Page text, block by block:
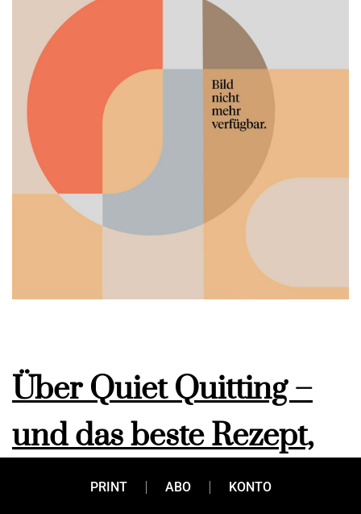
Über Quiet Quitting –
und das beste Rezept,
damit es nicht so weit
PRINT ABO KONTO